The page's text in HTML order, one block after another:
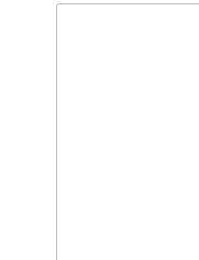
Ausrichtung hält.
immer noch das
Dies, da es das
ist, die den
und nicht nur das
unterstützen.Forster
damit sie besser zu
passen und zu den
Drag) passen. Die
Reibahlen
erhältlich, entweder
Kalibriermatrize in